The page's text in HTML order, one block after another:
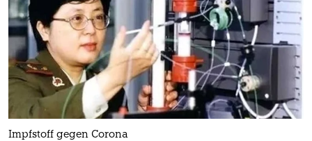
Impfstoff gegen Corona